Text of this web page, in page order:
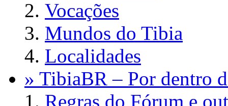
Vocações
Mundos do Tibia
Localidades
» TibiaBR – Por dentro
Regras do Fórum e